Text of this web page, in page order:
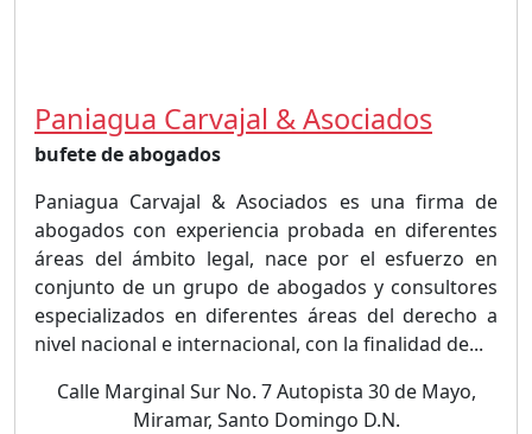
Paniagua Carvajal & Asociados
bufete de abogados
Paniagua Carvajal & Asociados es una firma de
abogados con experiencia probada en diferentes
áreas del ámbito legal, nace por el esfuerzo en
conjunto de un grupo de abogados y consultores
especializados en diferentes áreas del derecho a
nivel nacional e internacional, con la finalidad de...
Calle Marginal Sur No. 7 Autopista 30 de Mayo,
Miramar, Santo Domingo D.N.